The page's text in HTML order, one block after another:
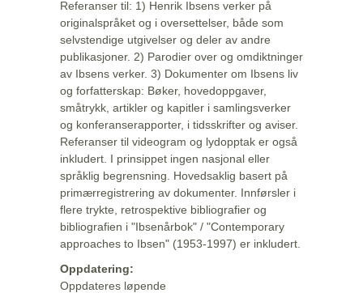
Referanser til: 1) Henrik Ibsens verker på
originalspråket og i oversettelser, både som
selvstendige utgivelser og deler av andre
publikasjoner. 2) Parodier over og omdiktninger
av Ibsens verker. 3) Dokumenter om Ibsens liv
og forfatterskap: Bøker, hovedoppgaver,
småtrykk, artikler og kapitler i samlingsverker
og konferanserapporter, i tidsskrifter og aviser.
Referanser til videogram og lydopptak er også
inkludert. I prinsippet ingen nasjonal eller
språklig begrensning. Hovedsaklig basert på
primærregistrering av dokumenter. Innførsler i
flere trykte, retrospektive bibliografier og
bibliografien i "Ibsenårbok" / "Contemporary
approaches to Ibsen" (1953-1997) er inkludert.
Oppdatering:
Oppdateres løpende